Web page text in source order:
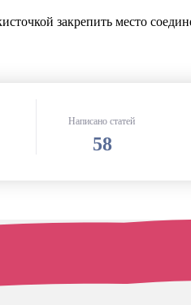
закрепить место
Написано статей
58